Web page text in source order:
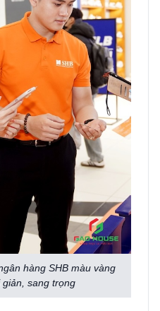
hàng SHB màu vàng
sang trọng